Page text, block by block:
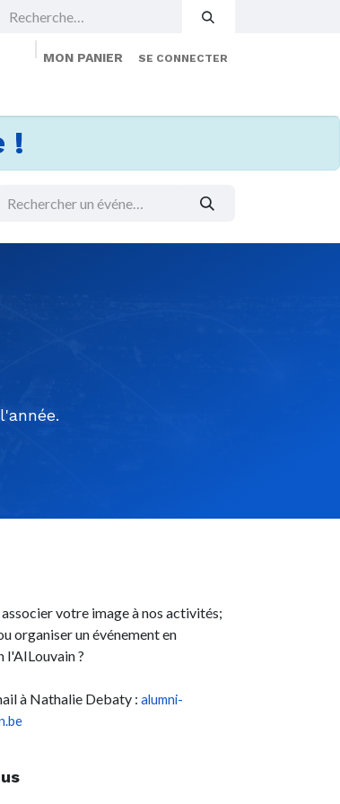
MON PANIER SE CONNECTER
!
votre image à nos activités;
organiser un événement en
?
à Nathalie Debaty : alumni-